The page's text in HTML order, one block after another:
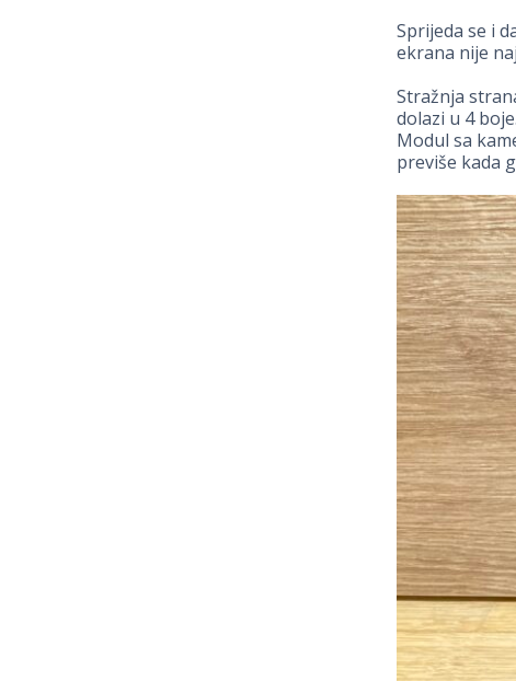
Sprijeda se i
ekrana nije
Stražnja
dolazi u 4
Modul sa
previše kada